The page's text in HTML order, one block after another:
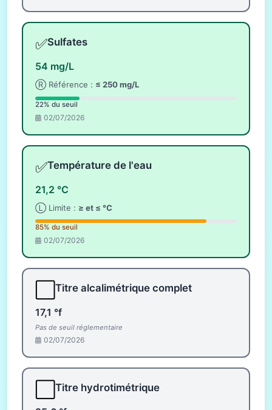
✅Sulfates
54 mg/L
Ⓡ Référence : ≤ 250 mg/L
22% du seuil
02/07/2026
✅Température de l'eau
21,2 °C
Ⓛ Limite : ≥ et ≤ °C
85% du seuil
02/07/2026
Titre alcalimétrique complet
17,1 °f
Pas de seuil réglementaire
02/07/2026
Titre hydrotimétrique